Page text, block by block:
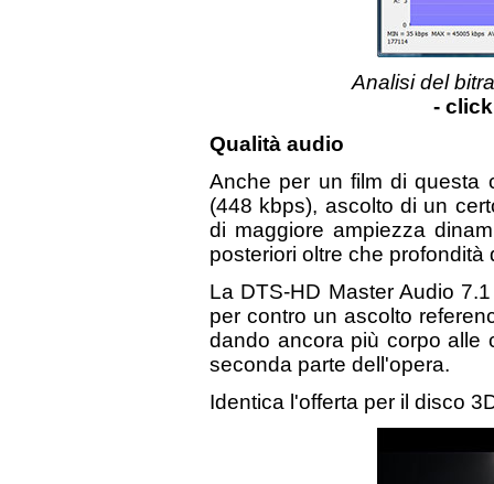
Analisi del
-
Qualità audio
Anche per un film di questa
(448 kbps), ascolto di un
di maggiore ampiezza
posteriori oltre che profondità
La DTS-HD Master Audio
per contro un ascolto
dando ancora più corpo alle
seconda parte dell'opera.
Identica l'offerta per il disco